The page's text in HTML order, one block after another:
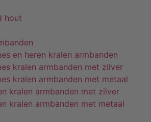
hout
en heren kralen armbanden
kralen armbanden met zilver
kralen armbanden met metaal
kralen armbanden met zilver
kralen armbanden met metaal